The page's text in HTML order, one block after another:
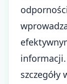
informacji.
szczegóły